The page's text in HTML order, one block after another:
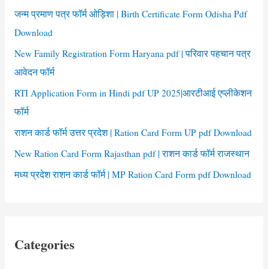
r
:
जन्म प्रमाण पत्र फॉर्म ओड़िशा | Birth Certificate Form Odisha Pdf
Download
New Family Registration Form Haryana pdf | परिवार पहचान पत्र
आवेदन फॉर्म
RTI Application Form in Hindi pdf UP 2025|आरटीआई एप्लीकेशन
फॉर्म
राशन कार्ड फॉर्म उत्तर प्रदेश | Ration Card Form UP pdf Download
New Ration Card Form Rajasthan pdf | राशन कार्ड फॉर्म राजस्थान
मध्य प्रदेश राशन कार्ड फॉर्म | MP Ration Card Form pdf Download
Categories